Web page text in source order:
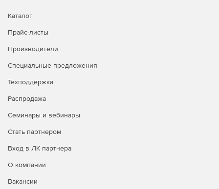
Каталог
Прайс-листы
Производители
Специальные предложения
Техподдержка
Распродажа
Семинары и вебинары
Стать партнером
Вход в ЛК партнера
О компании
Вакансии